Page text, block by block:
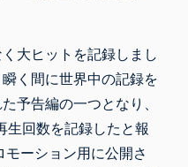
大ヒットを記録しまし
く間に世界中の記録を
予告編の一つとなり、
回数を記録したと報
ーション用に公開さ